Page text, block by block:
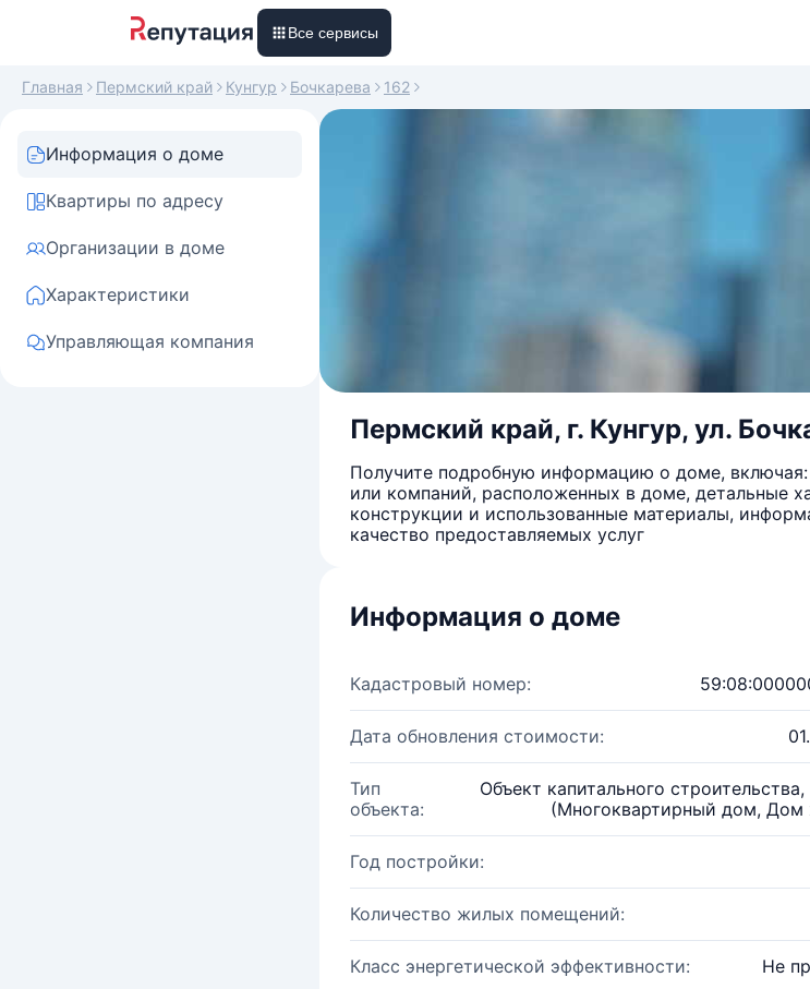
Все сервисы
Главная Пермский край Кунгур Бочкарева 162
Информация о доме
Квартиры по адресу
Организации в доме
Характеристики
Управляющая компания
Пермский край, г. Кунгур, ул.
Получите подробную информацию о доме,
или компаний, расположенных в доме, детальные
конструкции и использованные материалы,
качество предоставляемых услуг
Информация о доме
Кадастровый номер:
Дата обновления стоимости:
Тип
объекта:
Объект капитального
(Многоквартирный дом, Дом
Год постройки:
Количество жилых помещений:
Класс энергетической эффективности: Не